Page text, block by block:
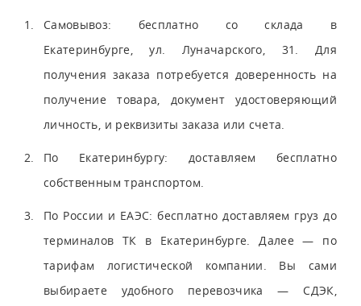
Самовывоз: бесплатно со склада в
Екатеринбурге, ул. Луначарского, 31. Для
получения заказа потребуется доверенность на
получение товара, документ удостоверяющий
личность, и реквизиты заказа или счета.
По Екатеринбургу: доставляем бесплатно
собственным транспортом.
По России и ЕАЭС: бесплатно доставляем груз до
терминалов ТК в Екатеринбурге. Далее — по
тарифам логистической компании. Вы сами
выбираете удобного перевозчика — СДЭК,